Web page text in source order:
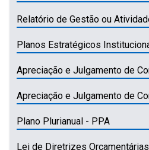
Relatório de Gestão ou
Planos Estratégicos
Apreciação e Julgamento de
Apreciação e Julgamento de
Plano Plurianual - PPA
Lei de Diretrizes